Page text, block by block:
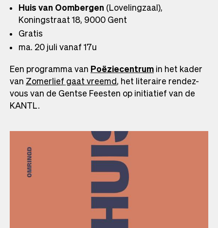
Huis van Oombergen (Lovelingzaal),
Koningstraat 18, 9000 Gent
Gratis
ma. 20 juli vanaf 17u
Een programma van Poëziecentrumin het kader
van Zomerlief gaat vreemd, het literaire rendez-
vous van de Gentse Feesten op initiatief van de
KANTL.